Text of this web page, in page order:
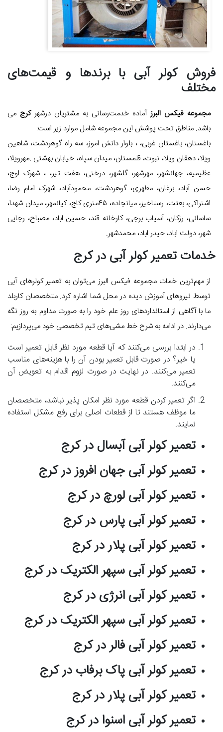
فروش کولر آبی با برندها و قیمت‌های
مختلف
مجموعه فیکس البرزآماده خدمت‌رسانی به مشتریان درشهرکرج می
باشد. مناطق تحت پوشش این مجموعه شامل موارد زیر است:
باغستان، باغستان غربی، ، بلوار دانش اموز، سه راه گوهردشت، شاهین
ویلا، دهقان ویلا، نبوت، قلمستان، میدان سپاه، خیابان بهشتی .مهرویلا،
عظیمیه، جهانشهر، مهرشهر، گلشهر، درختی، هفت تیر، ، شهرک اوج،
حسن آباد، برغان، مطهری، گوهردشت، محمودآباد، شهرک امام رضا،
اشتراکی، بعثت، رستاخیز، میانجاده، ۴۵متری کاج، کیانمهر، میدان شهدا،
ساسانی، رزکان، آسیاب برجی، کارخانه قند، حسین اباد، مصباح، رجایی
شهر، دولت اباد، حیدر اباد، محمدشهر.
خدمات تعمیر کولر آبی در کرج
از مهم‌ترین خمات مجموعه فیکس البرز می‌توان به تعمیر کولرهای آبی
توسط نیروهای آموزش دیده در محل شما اشاره کرد. متخصصان کاربلد
ما با آگاهی از استانداردهای روز علم خود را به صورت مداوم به روز نگه
می‌دارند. در ادامه به شرح خط مشی‌های تیم تخصصی خود می‌پردازیم:
در ابتدا بررسی می‌کنند که آیا قطعه مورد نظر قابل تعمیر است
یا خیر؟ در صورت قابل تعمیر بودن آن را با هزینه‌های مناسب
تعمیر می‌کنند. در نهایت در صورت لزوم اقدام به تعویض آن
می‌کنند.
اگر تعمیر کردن قطعه مورد نظر امکان پذیر نباشد، متخصصان
ما موظف هستند تا از قطعات اصلی برای رفع مشکل استفاده
نمایند.
تعمیر کولر آبی آبسال در کرج
تعمیر کولر آبی جهان افروز در کرج
تعمیر کولر آبی لورچ در کرج
تعمیر کولر آبی پارس در کرج
تعمیر کولر آبی پلار در کرج
تعمیر کولر آبی سپهر الکتریک در کرج
تعمیر کولر آبی انرژی در کرج
تعمیر کولر آبی سپهر الکتریک در کرج
تعمیر کولر آبی فالر در کرج
تعمیر کولر آبی پاک برفاب در کرج
تعمیر کولر آبی پلار در کرج
تعمیر کولر آبی اسنوا در کرج